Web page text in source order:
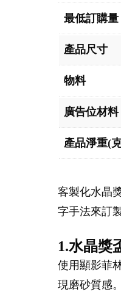
最低訂購量
產品尺寸
物料
廣告位材料
產品淨重(
客製化水晶
字手法來訂
1.水晶獎
使用顯影菲
現磨砂質感